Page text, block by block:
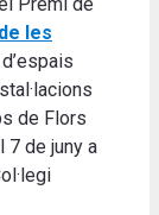
les
de Flors
7 de juny a